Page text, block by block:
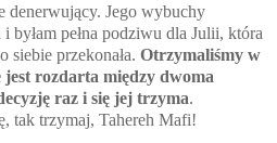
denerwujący. Jego wybuchy
byłam pełna podziwu dla Julii, która
siebie przekonała. Otrzymaliśmy w
rozdarta między dwoma
raz i się jej trzyma.
tak trzymaj, Tahereh Mafi!